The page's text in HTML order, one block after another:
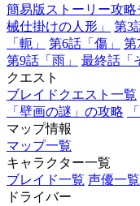
簡易版ストーリー攻略
械仕掛けの人形」
第3
「軛」
第6話「傷」 第
第9話「雨」
最終話「
クエスト
ブレイドクエスト一覧
「壁画の謎」の攻略
マップ情報
マップ一覧
キャラクター一覧
ブレイド一覧 声優一覧
ドライバー